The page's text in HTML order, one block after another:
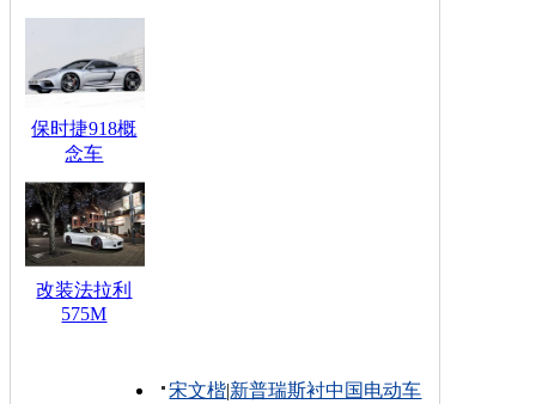
保时捷918概
念车
改装法拉利
575M
宋文楷|新普瑞斯衬中国电动车